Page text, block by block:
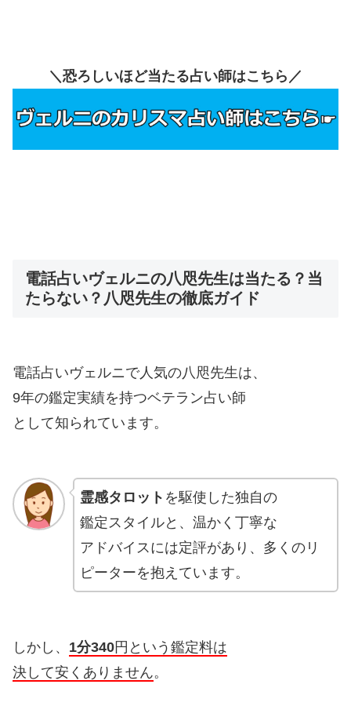
＼恐ろしいほど当たる占い師はこちら／
電話占いヴェルニの八咫先生は当たる？当
たらない？八咫先生の徹底ガイド
電話占いヴェルニで人気の八咫先生は、
9年の鑑定実績を持つベテラン占い師
として知られています。
霊感タロット を駆使した独自の
鑑定スタイルと、温かく丁寧な
アドバイスには定評があり、多くのリ
ピーターを抱えています。
しかし、 1分340円という鑑定料は
決して安くありません。